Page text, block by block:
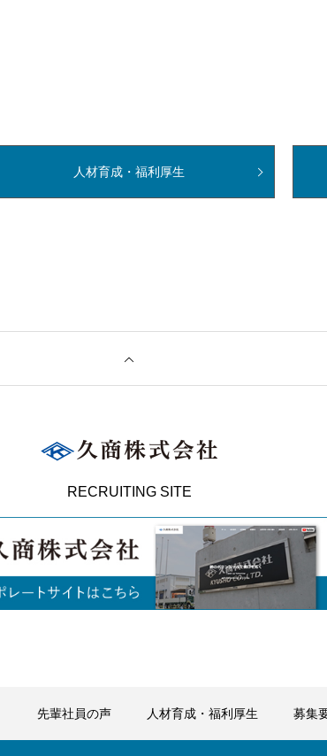
人材育成・福利厚生
RECRUITING SITE
先輩社員の声 人材育成・福利厚生 募集